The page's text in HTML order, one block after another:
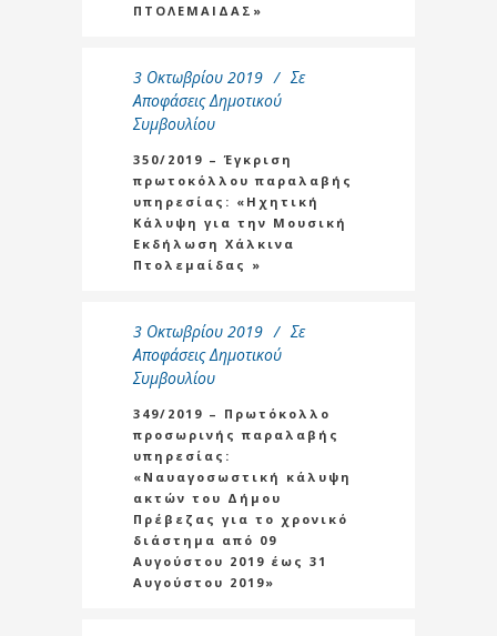
ΠΤΟΛΕΜΑΙΔΑΣ»
3 Οκτωβρίου 2019
Σε
Αποφάσεις Δημοτικού
Συμβουλίου
350/2019 – Έγκριση
πρωτοκόλλου παραλαβής
υπηρεσίας: «Ηχητική
Κάλυψη για την Μουσική
Εκδήλωση Χάλκινα
Πτολεμαίδας »
3 Οκτωβρίου 2019
Σε
Αποφάσεις Δημοτικού
Συμβουλίου
349/2019 – Πρωτόκολλο
προσωρινής παραλαβής
υπηρεσίας:
«Ναυαγοσωστική κάλυψη
ακτών του Δήμου
Πρέβεζας για το χρονικό
διάστημα από 09
Αυγούστου 2019 έως 31
Αυγούστου 2019»